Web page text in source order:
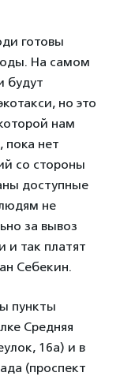
готовы
На самом
будут
но это
нам
пока нет
со стороны
доступные
не
за вывоз
и так платят
Себекин.
пункты
Средняя
16а) и в
(проспект